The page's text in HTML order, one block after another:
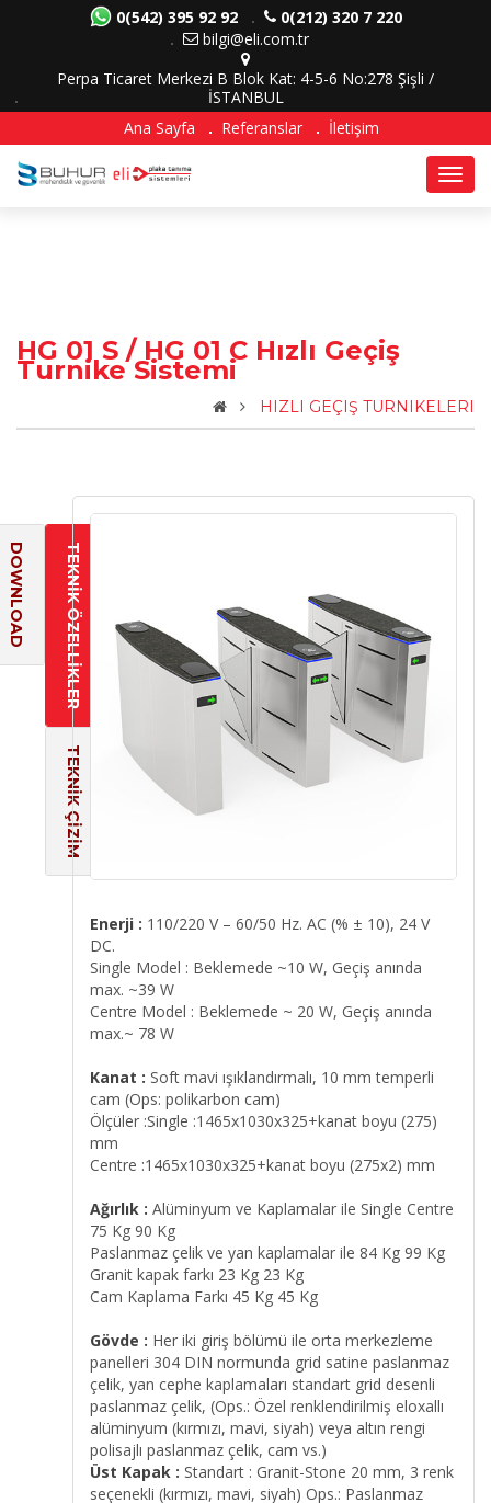
0(542) 395 92 92
0(212) 320 7 220
bilgi@eli.com.tr
Perpa Ticaret Merkezi B Blok Kat: 4-5-6 No:278 Şişli /
İSTANBUL
Ana Sayfa
Referanslar İletişim
HG 01 S / HG 01 C Hızlı Geçiş
Turnike Sistemi
HIZLI GEÇIŞ TURNIKELERI
TEKNİK ÖZELLİKLER
TEKNİK ÇİZİM
DOWNLOAD
Enerji : 110/220 V – 60/50 Hz. AC (% ± 10), 24 V
DC.
Single Model : Beklemede ~10 W, Geçiş anında
max. ~39 W
Centre Model : Beklemede ~ 20 W, Geçiş anında
max.~ 78 W
Kanat : Soft mavi ışıklandırmalı, 10 mm temperli
cam (Ops: polikarbon cam)
Ölçüler :Single :1465x1030x325+kanat boyu (275)
mm
Centre :1465x1030x325+kanat boyu (275x2) mm
Ağırlık : Alüminyum ve Kaplamalar ile Single Centre
75 Kg 90 Kg
Paslanmaz çelik ve yan kaplamalar ile 84 Kg 99 Kg
Granit kapak farkı 23 Kg 23 Kg
Cam Kaplama Farkı 45 Kg 45 Kg
Gövde : Her iki giriş bölümü ile orta merkezleme
panelleri 304 DIN normunda grid satine paslanmaz
çelik, yan cephe kaplamaları standart grid desenli
paslanmaz çelik, (Ops.: Özel renklendirilmiş eloxallı
alüminyum (kırmızı, mavi, siyah) veya altın rengi
polisajlı paslanmaz çelik, cam vs.)
Üst Kapak : Standart : Granit-Stone 20 mm, 3 renk
seçenekli (kırmızı, mavi, siyah) Ops.: Paslanmaz